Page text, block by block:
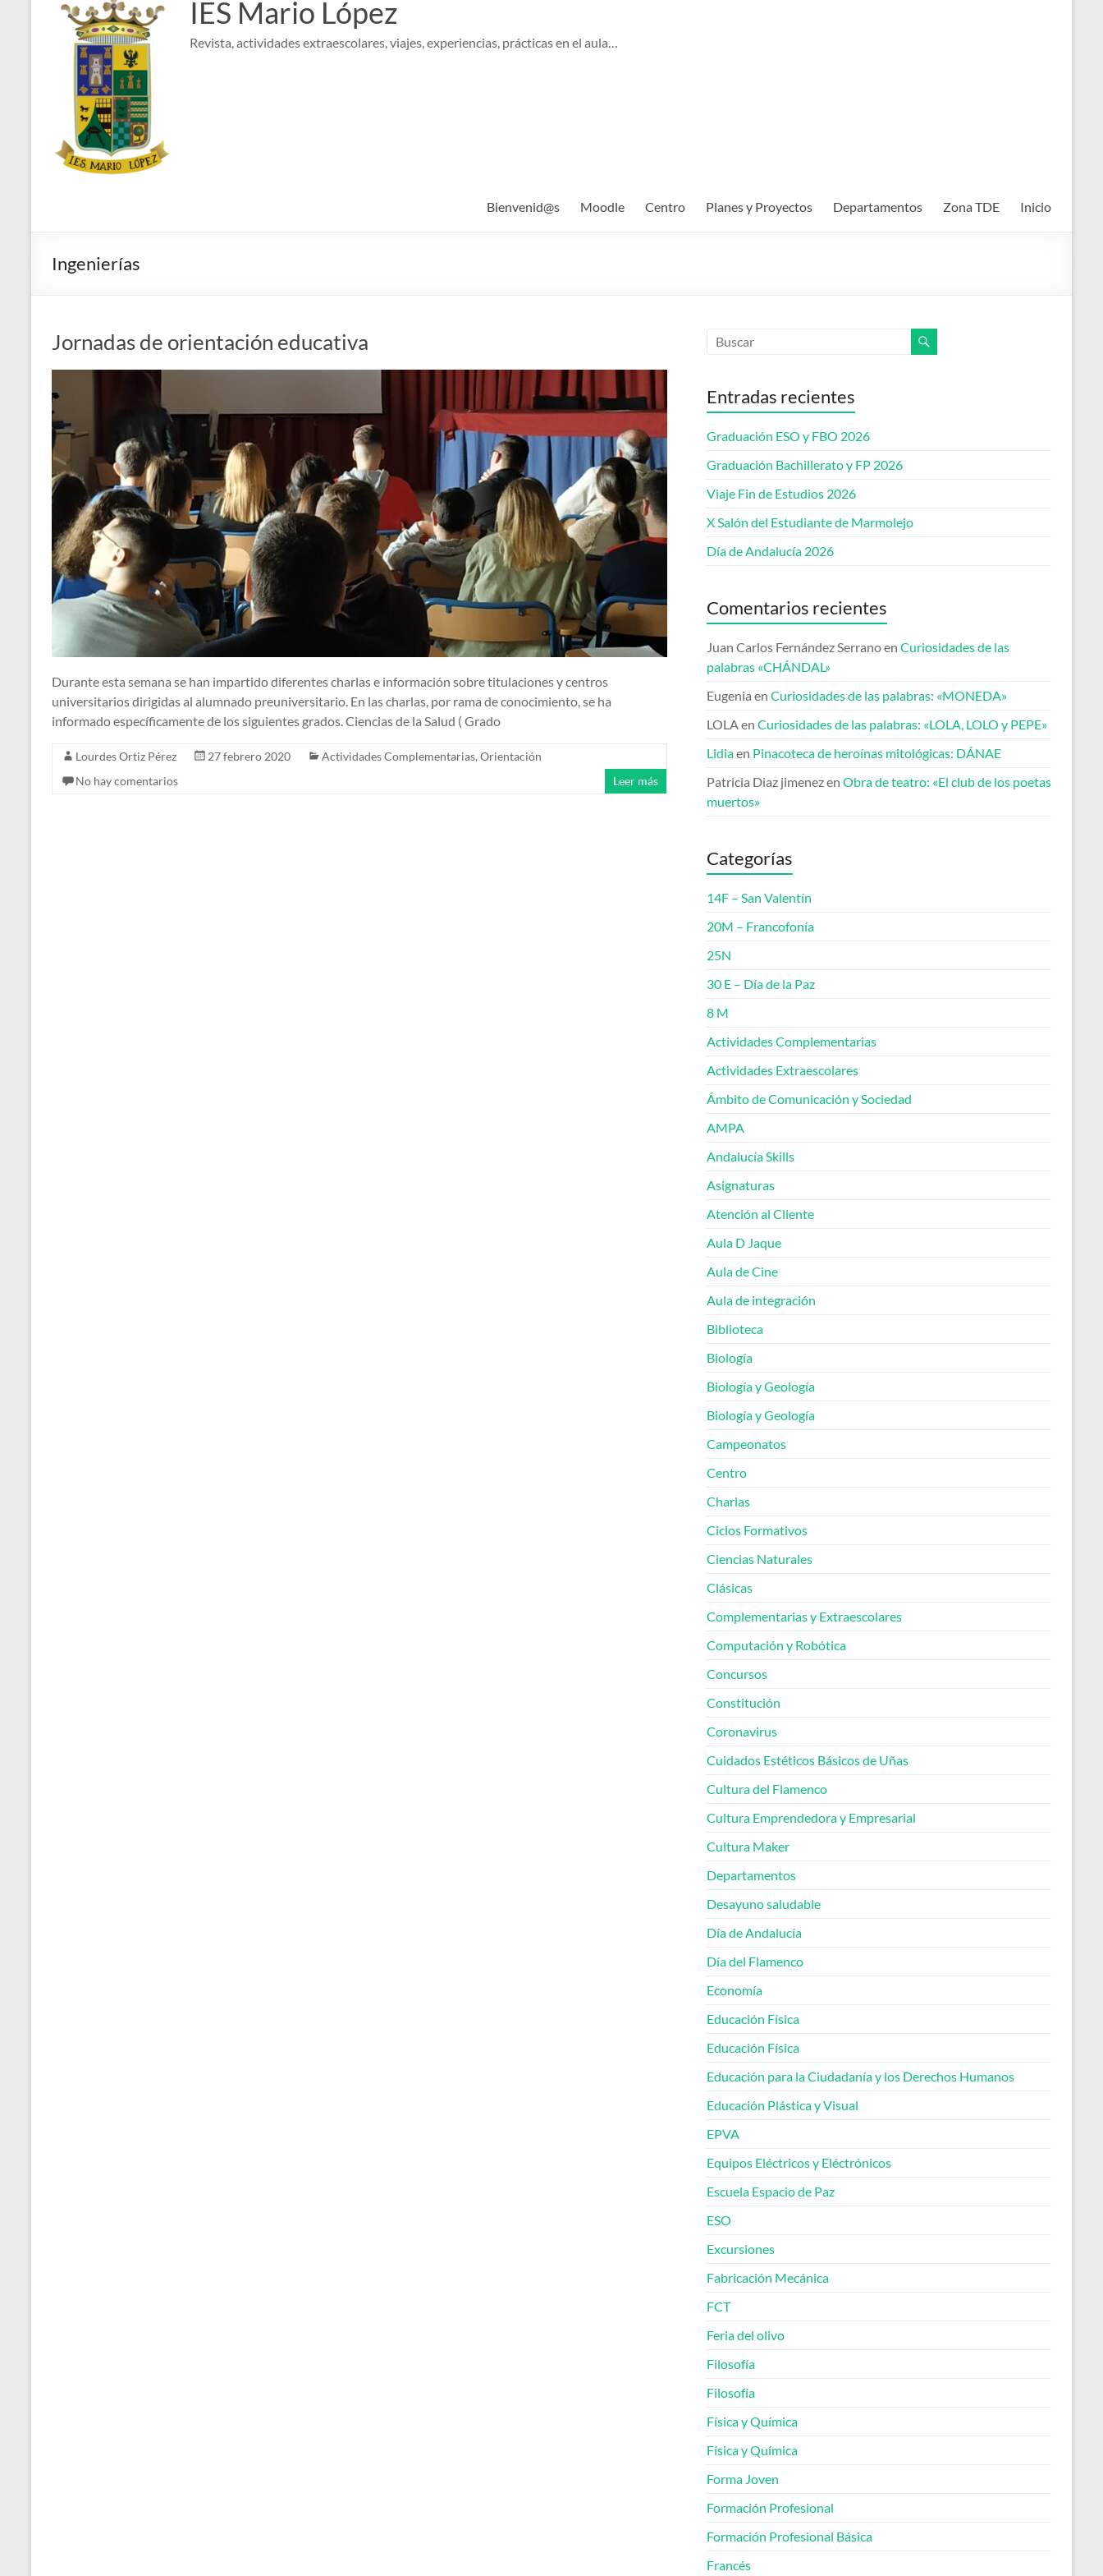
IES Mario López
Revista, actividades extraescolares, viajes, experiencias, prácticas en el aula…
Bienvenid@s Moodle Centro Planes y Proyectos Departamentos Zona TDE Inicio
Ingenierías
Jornadas de orientación educativa
Durante esta semana se han impartido diferentes charlas e información sobre titulaciones y centros
universitarios dirigidas al alumnado preuniversitario. En las charlas, por rama de conocimiento, se ha
informado específicamente de los siguientes grados. Ciencias de la Salud ( Grado
Lourdes Ortiz Pérez 27 febrero 2020 Actividades Complementarias, Orientación
No hay comentarios
Leer más
Entradas recientes
Graduación ESO y FBO 2026
Graduación Bachillerato y FP 2026
Viaje Fin de Estudios 2026
X Salón del Estudiante de Marmolejo
Día de Andalucía 2026
Comentarios recientes
Juan Carlos Fernández Serranoen Curiosidades de las
palabras «CHÁNDAL»
Eugenia en Curiosidades de las palabras: «MONEDA»
LOLAen Curiosidades de las palabras: «LOLA, LOLO y PEPE»
Lidiaen Pinacoteca de heroínas mitológicas: DÁNAE
Patricia Diaz jimenezen Obra de teatro: «El club de los poetas
muertos»
Categorías
14F – San Valentín
20M – Francofonía
25N
30 E – Día de la Paz
8 M
Actividades Complementarias
Actividades Extraescolares
Ámbito de Comunicación y Sociedad
AMPA
Andalucía Skills
Asignaturas
Atención al Cliente
Aula D Jaque
Aula de Cine
Aula de integración
Biblioteca
Biología
Biología y Geología
Biología y Geología
Campeonatos
Centro
Charlas
Ciclos Formativos
Ciencias Naturales
Clásicas
Complementarias y Extraescolares
Computación y Robótica
Concursos
Constitución
Coronavirus
Cuidados Estéticos Básicos de Uñas
Cultura del Flamenco
Cultura Emprendedora y Empresarial
Cultura Maker
Departamentos
Desayuno saludable
Día de Andalucía
Día del Flamenco
Economía
Educación Física
Educación Física
Educación para la Ciudadanía y los Derechos Humanos
Educación Plástica y Visual
EPVA
Equipos Eléctricos y Eléctrónicos
Escuela Espacio de Paz
ESO
Excursiones
Fabricación Mecánica
FCT
Feria del olivo
Filosofía
Filosofía
Física y Química
Física y Química
Forma Joven
Formación Profesional
Formación Profesional Básica
Francés